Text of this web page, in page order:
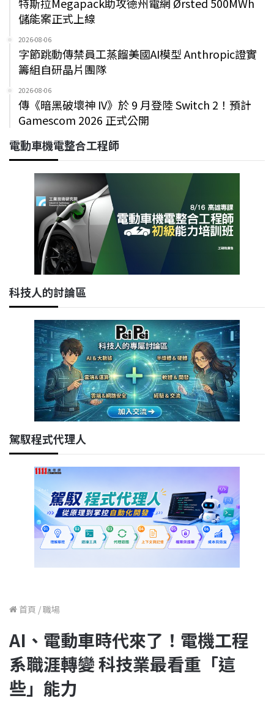
儲能案正式上線
2026-08-06
字節跳動傳禁員工蒸餾美國AI模型 Anthropic證實
籌組自研晶片團隊
2026-08-06
傳《暗黑破壞神 IV》於 9 月登陸 Switch 2！預計
Gamescom 2026 正式公開
電動車機電整合工程師
科技人的討論區
駕馭程式代理人